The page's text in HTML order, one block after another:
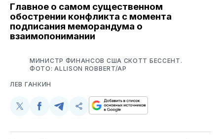
Главное о самом существенном
обострении конфликта с момента
подписания меморандума о
взаимопонимании
МИНИСТР ФИНАНСОВ США СКОТТ БЕССЕНТ.
ФОТО: ALLISON ROBBERT/AP
ЛЕВ ГАНКИН
Поделиться
Twitter
Поделиться
Facebook
Поделиться
Telegram
Скопируйте
поделитесь